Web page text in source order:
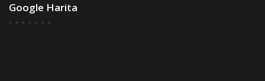
Google Harita